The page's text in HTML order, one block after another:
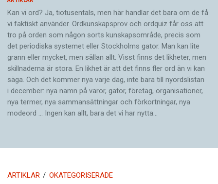
Kan vi ord? Ja, tiotusentals, men här handlar det bara om de få
vi faktiskt använder. Ordkunskapsprov och ordquiz får oss att
tro på orden som någon sorts kunskapsområde, precis som
det periodiska systemet eller Stockholms gator. Man kan lite
grann eller mycket, men sällan allt. Visst finns det likheter, men
skillnaderna är stora. En likhet är att det finns fler ord än vi kan
säga. Och det kommer nya varje dag, inte bara till nyordslistan
i december: nya namn på varor, gator, företag, organisationer,
nya termer, nya samman­sättningar och förkortningar, nya
modeord … Ingen kan allt, bara det vi har nytta…
ARTIKLAR OKATEGORISERADE